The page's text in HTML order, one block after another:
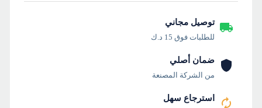
توصيل مجاني
للطلبات فوق 15 د.ك
ضمان أصلي
من الشركة المصنعة
استرجاع سهل